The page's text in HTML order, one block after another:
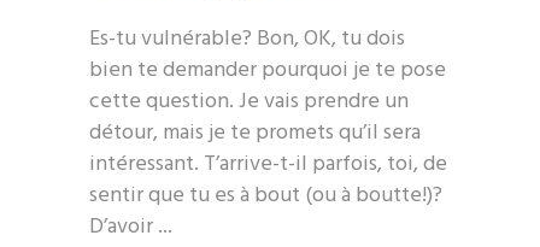
Es-tu vulnérable? Bon, OK, tu dois
bien te demander pourquoi je te pose
cette question. Je vais prendre un
détour, mais je te promets qu’il sera
intéressant. T’arrive-t-il parfois, toi, de
sentir que tu es à bout (ou à boutte!)?
D’avoir